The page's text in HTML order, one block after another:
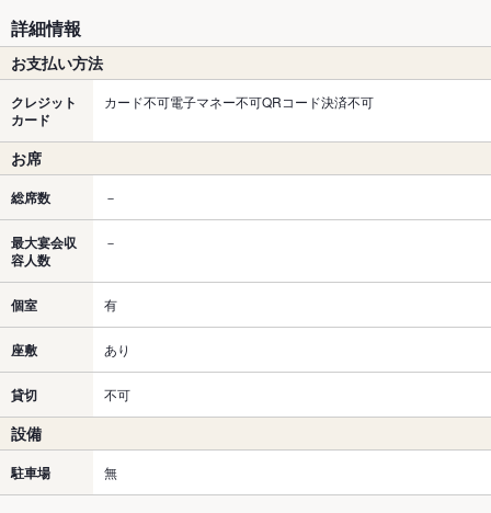
詳細情報
お支払い方法
クレジット
カード
カード不可電子マネー不可QRコード決済不可
お席
総席数 －
最大宴会収
容人数
－
個室 有
座敷 あり
貸切 不可
設備
駐車場 無